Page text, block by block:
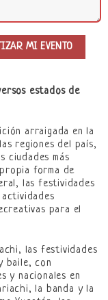
estados de
arraigada en la
regiones del país,
ciudades más
forma de
las festividades
para el
las festividades
baile, con
y nacionales en
la banda y la